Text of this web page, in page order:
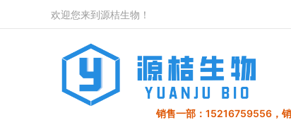
欢迎您来到源桔生物！
销售一部：15216759556，